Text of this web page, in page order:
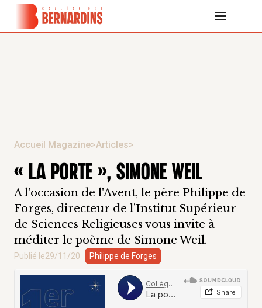
Accueil Magazine>Articles>
« LA PORTE », SIMONE WEIL
A l'occasion de l'Avent, le père Philippe de
Forges, directeur de l’Institut Supérieur
de Sciences Religieuses vous invite à
méditer le poème de Simone Weil.
Publié le29/11/20 Philippe de Forges